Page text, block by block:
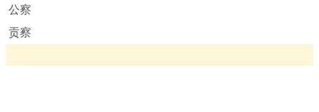
公察
贡察